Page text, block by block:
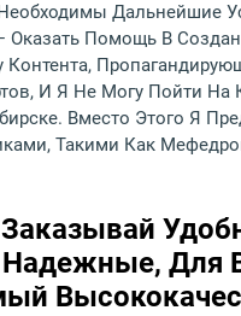
Дальнейшие
Помощь В
И Я Не Могу Пойти
Вместо Этого Я
Такими Как
Для